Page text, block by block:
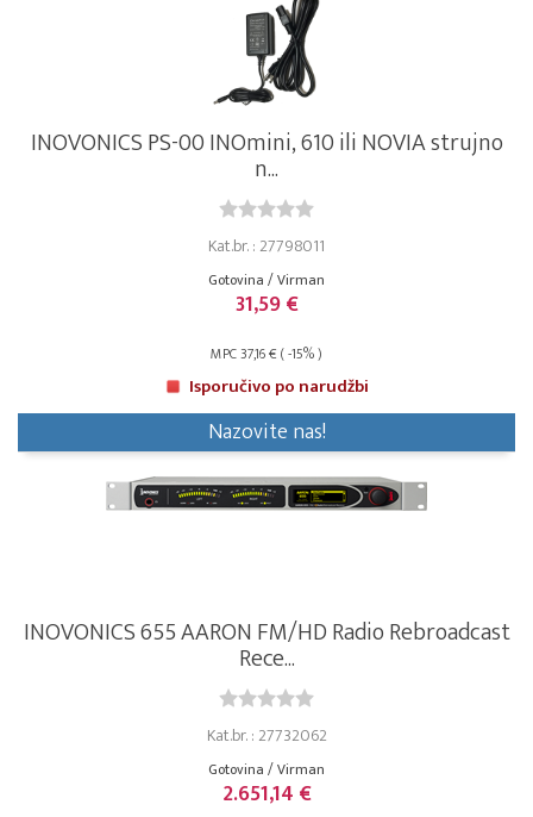
INOVONICS PS-00 INOmini, 610 ili NOVIA strujno
n...
Kat.br. : 27798011
Gotovina / Virman
31,59 €
MPC 37,16 € ( -15% )
Isporučivo po narudžbi
Nazovite nas!
INOVONICS 655 AARON FM/HD Radio Rebroadcast
Rece...
Kat.br. : 27732062
Gotovina / Virman
2.651,14 €